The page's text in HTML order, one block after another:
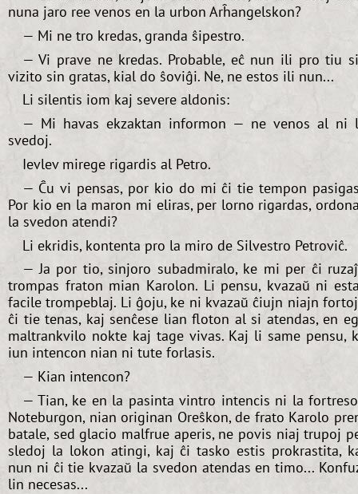
nuna jaro ree venos en la urbon Arĥangelskon?
— Mi ne tro kredas, granda ŝipestro.
— Vi prave ne kredas. Probable, eĉ nun ili pro tiu
vizito sin gratas, kial do ŝoviĝi. Ne, ne estos ili nun...
Li silentis iom kaj severe aldonis:
— Mi havas ekzaktan informon — ne venos al ni
svedoj.
Ievlev mirege rigardis al Petro.
— Ĉu vi pensas, por kio do mi ĉi tie tempon
Por kio en la maron mi eliras, per lorno rigardas,
la svedon atendi?
Li ekridis, kontenta pro la miro de Silvestro Petroviĉ.
— Ja por tio, sinjoro subadmiralo, ke mi per ĉi
trompas fraton mian Karolon. Li pensu, kvazaŭ ni
facile trompeblaj. Li ĝoju, ke ni kvazaŭ ĉiujn niajn
ĉi tie tenas, kaj senĉese lian floton al si atendas, en
maltrankvilo nokte kaj tage vivas. Kaj li same pensu,
iun intencon nian ni tute forlasis.
— Kian intencon?
— Tian, ke en la pasinta vintro intencis ni la
Noteburgon, nian originan Oreŝkon, de frato Karolo
batale, sed glacio malfrue aperis, ne povis niaj trupoj
sledoj la lokon atingi, kaj ĉi tasko estis prokrastita,
nun ni ĉi tie kvazaŭ la svedon atendas en timo...
lin necesas...